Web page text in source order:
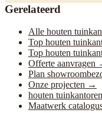
Gerelateerd
Alle houten
Top houten
Top houten
Offerte aanvragen
Plan
Onze projecten →
houten
Maatwerk